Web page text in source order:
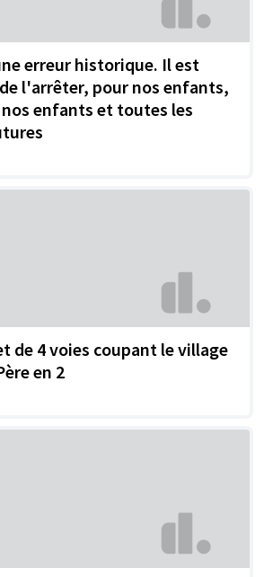
erreur historique. Il est
l'arrêter, pour nos enfants,
enfants et toutes les
de 4 voies coupant le village
en 2